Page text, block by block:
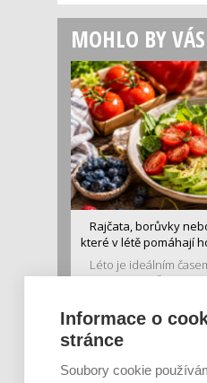
MOHLO BY
Rajčata, borůvky
které v létě pomáhají
Léto je ideálním
malý restart. Čerstvé
Informace o
stránce
Soubory cookie